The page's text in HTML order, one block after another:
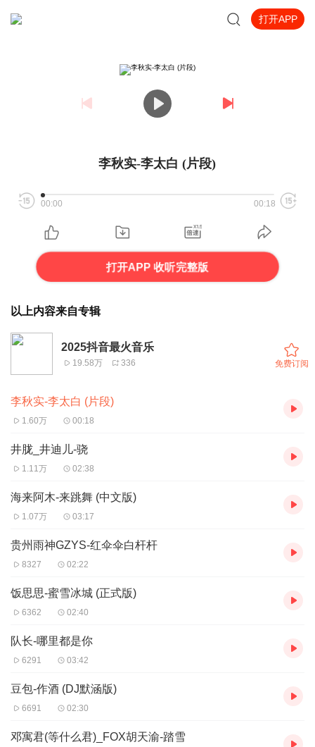
打开APP
李秋实-李太白 (片段)
00:00 00:18
打开APP 收听完整版
以上内容来自专辑
2025抖音最火音乐
19.58万 336 免费订阅
李秋实-李太白 (片段)
1.60万 00:18
井胧_井迪儿-骁
1.11万 02:38
海来阿木-来跳舞 (中文版)
1.07万 03:17
贵州雨神GZYS-红伞伞白杆杆
8327 02:22
饭思思-蜜雪冰城 (正式版)
6362 02:40
队长-哪里都是你
6291 03:42
豆包-作酒 (DJ默涵版)
6691 02:30
邓寓君(等什么君)_FOX胡天渝-踏雪